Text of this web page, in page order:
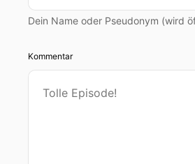
Dein Name oder Pseudonym (wird
Kommentar